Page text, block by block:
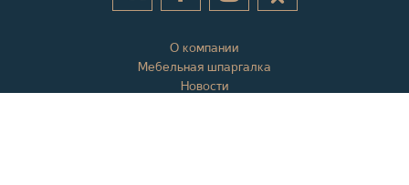
О компании
Мебельная шпаргалка
Новости